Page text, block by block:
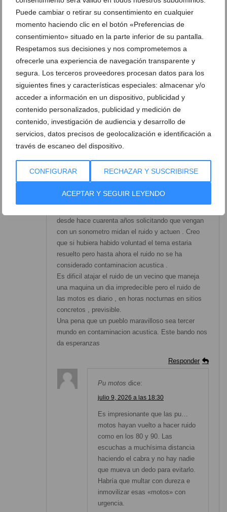
Puede cambiar o retirar su consentimiento en cualquier
momento haciendo clic en el botón «Preferencias de
consentimiento» situado en la parte inferior de su pantalla.
Respetamos sus decisiones y nos comprometemos a
ofrecerle una experiencia de navegación transparente y
segura. Los terceros proveedores procesan datos para los
siguientes fines y características especiales: almacenar y/o
acceder a información en un dispositivo, publicidad y
contenido personalizados, publicidad y medición de
contenido, investigación de audiencia y desarrollo de
servicios, datos precisos de geolocalización e identificación a
través de escaneo del dispositivo.
CONFIGURAR RECHAZAR Y SUSCRIBIRSE
ACEPTAR Y SEGUIR LEYENDO
musiquita en el exterior y la bulla y el vocerío
seguirán en los aledaños de discotecas y bares y ¿
Responder
Manuel dice:
La principal agresion acustica que sufrimos los
vecinos la causan las motos que circulan a toda
velocidad con un ruido ensordecedor ,pasando una
la Avenida de Ultramar eligiendo las horas de la
les impidan correr.
desde hace cuarenta años solicitando que vengan
con un sonometro midan el ruido y actuen . Creo
que si hubiera habido voluntad el tema estaria
resuelto pero hasta ahora el ruido no se ha
considerado contaminacion acustica .
Es dificil atajar el ruido de un vecino que maneja
una maquina un dia impredecible pero el ruido de
las motos es diario , en horas nocturnas en sitios
concretos , previsible.
Una pena que un pueblo maravilloso sea tercer
mundo en contaminacion acustica. Este bando nos
da esperanzas
Responder
Pu motos dice:
julio 9, 2026 a las 18:30
Es impresionante que las pu…
motos hayan vuelto a hacer ruido
como en los 80 y 90. Las
escuchas a muchísima distancia
haciendo el cabra y no hay nadie
que mueva un dedo para evitarlo.
Habría que multar con dureza e
inmovilizar esas «motos» con
urgencia.